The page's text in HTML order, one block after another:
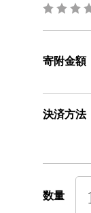
寄附金額
決済方法
数量